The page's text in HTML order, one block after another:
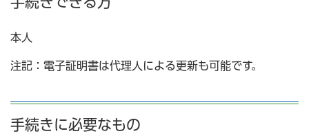
本人
注記：電子証明書は代理人による更新も可能です。
手続きに必要なもの